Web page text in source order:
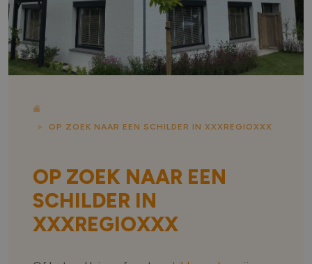
OP ZOEK NAAR EEN SCHILDER IN XXXREGIOXXX
OP ZOEK NAAR EEN
SCHILDER IN
XXXREGIOXXX